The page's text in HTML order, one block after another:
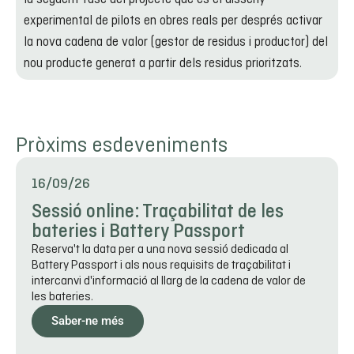
experimental de pilots en obres reals per després activar
la nova cadena de valor (gestor de residus i productor) del
nou producte generat a partir dels residus prioritzats.
Pròxims esdeveniments
16/09/26
Sessió online: Traçabilitat de les
bateries i Battery Passport
Reserva't la data per a una nova sessió dedicada al
Battery Passport i als nous requisits de traçabilitat i
intercanvi d'informació al llarg de la cadena de valor de
les bateries.
Saber-ne més